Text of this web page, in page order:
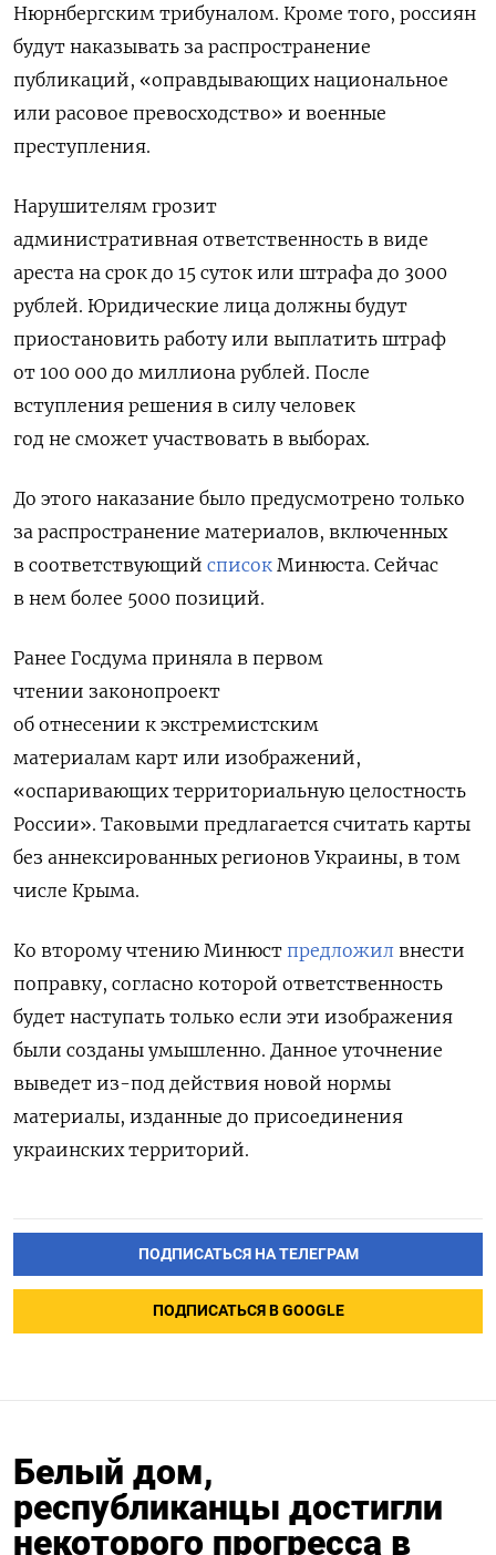
Нюрнбергским трибуналом. Кроме того, россиян
будут наказывать за распространение
публикаций, «оправдывающих национальное
или расовое превосходство» и военные
преступления.
Нарушителям грозит
административная ответственность в виде
ареста на срок до 15 суток или штрафа до 3000
рублей. Юридические лица должны будут
приостановить работу или выплатить штраф
от 100 000 до миллиона рублей. После
вступления решения в силу человек
год не сможет участвовать в выборах.
До этого наказание было предусмотрено только
за распространение материалов, включенных
в соответствующий список Минюста. Сейчас
в нем более 5000 позиций.
Ранее Госдума приняла в первом
чтении законопроект
об отнесении к экстремистским
материалам карт или изображений,
«оспаривающих территориальную целостность
России». Таковыми предлагается считать карты
без аннексированных регионов Украины, в том
числе Крыма.
Ко второму чтению Минюст предложил внести
поправку, согласно которой ответственность
будет наступать только если эти изображения
были созданы умышленно. Данное уточнение
выведет из-под действия новой нормы
материалы, изданные до присоединения
украинских территорий.
ПОДПИСАТЬСЯ НА ТЕЛЕГРАМ
ПОДПИСАТЬСЯ В GOOGLE
Белый дом,
республиканцы достигли
некоторого прогресса в